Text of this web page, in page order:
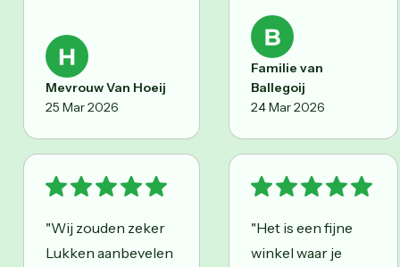
Mevrouw Van Hoeij
25 Mar 2026
Familie van
Ballegoij
24 Mar 2026
"Wij zouden zeker
Lukken aanbevelen
"Het is een fijne
winkel waar je